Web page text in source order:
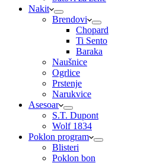
Nakit
Brendovi
Chopard
Ti Sento
Baraka
Naušnice
Ogrlice
Prstenje
Narukvice
Asesoar
S.T. Dupont
Wolf 1834
Poklon program
Blisteri
Poklon bon